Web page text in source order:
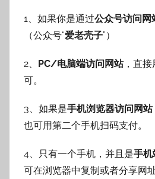
1、如果你是通过公众号访问网
（公众号“爱老壳子”）
2、 PC/电脑端访问网站，直接
可。
3、如果是手机浏览器访问网站
也可用第二个手机扫码支付。
4、只有一个手机，并且是手机
可在浏览器中复制或者分享网